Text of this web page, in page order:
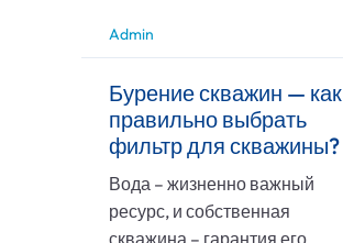
Admin
Бурение скважин — как
правильно выбрать
фильтр для скважины?
Вода – жизненно важный
ресурс, и собственная